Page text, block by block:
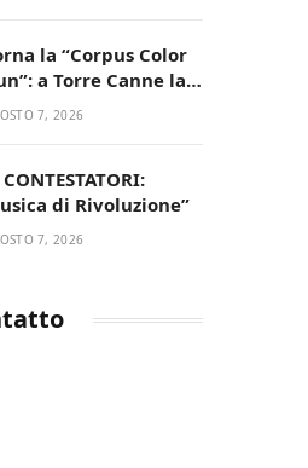
la “Corpus Color
a Torre Canne la
più allegra e
7, 2026
di Rivoluzione”
7, 2026